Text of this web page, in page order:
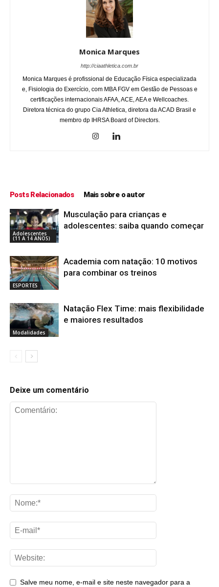
Monica Marques
http://ciaathletica.com.br
Monica Marques é profissional de Educação Física especializada
e, Fisiologia do Exercício, com MBA FGV em Gestão de Pessoas e
certificações internacionais AFAA, ACE, AEA e Wellcoaches.
Diretora técnica do grupo Cia Athletica, diretora da ACAD Brasil e
membro dp IHRSA Board of Directors.
Posts Relacionados Mais sobre o autor
Adolescentes
(11 A 14 ANOS)
Musculação para crianças e
adolescentes: saiba quando começar
ESPORTES
Academia com natação: 10 motivos
para combinar os treinos
Modalidades
Natação Flex Time: mais flexibilidade
e maiores resultados
Deixe um comentário
Salve meu nome, e-mail e site neste navegador para a